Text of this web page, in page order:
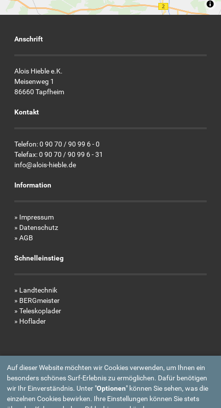
Anschrift
Alois Hieble e.K.
Meisenweg 1
86660 Tapfheim
Kontakt
Telefon: 0 90 70 / 90 99 6 - 0
Telefax: 0 90 70 / 90 99 6 - 31
info@alois-hieble.de
Information
» Impressum
» Datenschutz
» AGB
Schnelleinstieg
» Landtechnik
» BERGmeister
» Teleskoplader
» Hoflader
Auf dieser Website möchten wir Cookies verwenden, um Ihnen ein
besonders schönes Surf-Erlebnis zu ermöglichen. Dafür benötigen
wir Ihr Einverständnis. Unter "Optionen" können Sie sehen, was die
einzelnen Cookies bewirken. Ihre Einstellungen können Sie stets